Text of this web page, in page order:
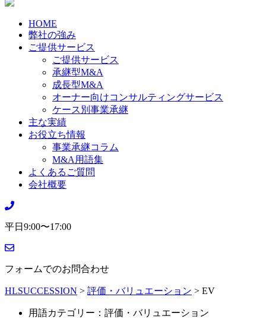
HOME
弊社の強み
ご提供サービス
ご提供サービス
承継型M&A
成長型M&A
オーナー向けコンサルティングサービス
ケース別事業承継
主な実績
お役立ち情報
事業承継コラム
M&A用語集
よくあるご質問
会社概要
平日9:00〜17:00
フォームでのお問合わせ
HLSUCCESSION > 評価・バリュエーション > EV
用語カテゴリー：評価・バリュエーション